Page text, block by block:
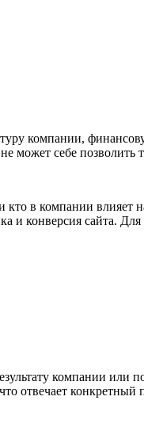
компании,
себе позволить
в компании влияет
и конверсия сайта.
компании или
отвечает